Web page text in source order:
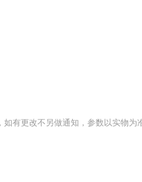
有更改不另做通知，参数以实物为